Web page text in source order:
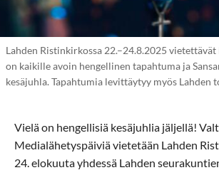
Lahden Ristinkirkossa 22.–24.8.2025
on kaikille avoin hengellinen tapahtuma ja
kesäjuhla. Tapahtumia levittäytyy myös Lahden
Vielä on hengellisiä kesäjuhlia jäljellä!
Medialähetyspäiviä vietetään Lahden
24. elokuuta yhdessä Lahden